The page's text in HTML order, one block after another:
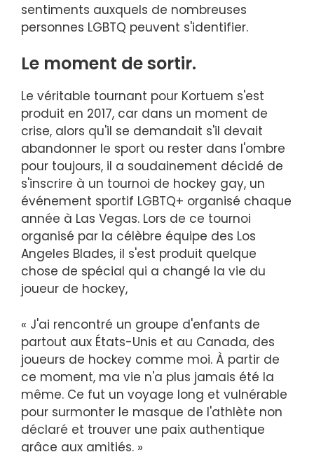
sentiments auxquels de nombreuses
personnes LGBTQ peuvent s'identifier.
Le moment de sortir.
Le véritable tournant pour Kortuem s'est
produit en 2017, car dans un moment de
crise, alors qu'il se demandait s'il devait
abandonner le sport ou rester dans l'ombre
pour toujours, il a soudainement décidé de
s'inscrire à un tournoi de hockey gay, un
événement sportif LGBTQ+ organisé chaque
année à Las Vegas. Lors de ce tournoi
organisé par la célèbre équipe des Los
Angeles Blades, il s'est produit quelque
chose de spécial qui a changé la vie du
joueur de hockey,
« J'ai rencontré un groupe d'enfants de
partout aux États-Unis et au Canada, des
joueurs de hockey comme moi. À partir de
ce moment, ma vie n'a plus jamais été la
même. Ce fut un voyage long et vulnérable
pour surmonter le masque de l'athlète non
déclaré et trouver une paix authentique
grâce aux amitiés. »